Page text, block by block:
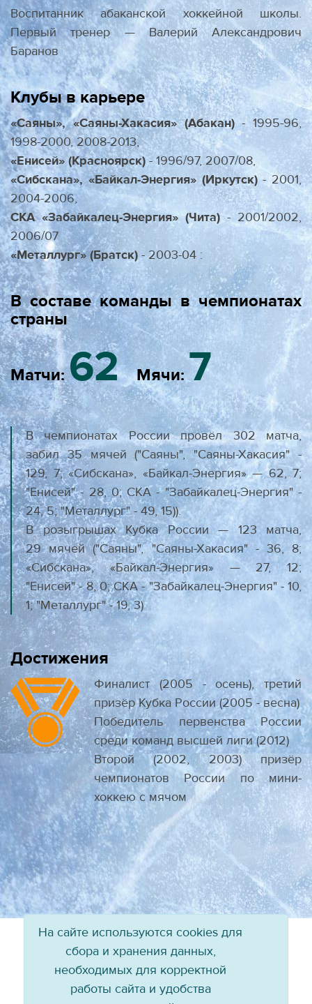
Воспитанник абаканской хоккейной школы.
Первый тренер — Валерий Александрович
Баранов
Клубы в карьере
«Саяны», «Саяны-Хакасия» (Абакан)- 1995-96,
1998-2000, 2008-2013,
«Енисей» (Красноярск)- 1996/97, 2007/08,
«Сибскана», «Байкал-Энергия» (Иркутск)- 2001,
2004-2006,
СКА «Забайкалец-Энергия» (Чита)- 2001/2002,
2006/07
«Металлург» (Братск)- 2003-04 :
В составе команды в чемпионатах
страны
Матчи:62 Мячи:7
В чемпионатах России провёл 302 матча,
забил 35 мячей ("Саяны", "Саяны-Хакасия" -
129, 7; «Сибскана», «Байкал-Энергия» — 62, 7;
"Енисей" - 28, 0; СКА - "Забайкалец-Энергия" -
24, 5; "Металлург" - 49, 15)).
В розыгрышах Кубка России — 123 матча,
29 мячей ("Саяны", "Саяны-Хакасия" - 36, 8;
«Сибскана», «Байкал-Энергия» — 27, 12;
"Енисей" - 8, 0; СКА - "Забайкалец-Энергия" - 10,
1; "Металлург" - 19, 3)
Достижения
Финалист (2005 - осень), третий
призёр Кубка России (2005 - весна)
Победитель первенства России
среди команд высшей лиги (2012)
Второй (2002, 2003) призёр
чемпионатов России по мини-
хоккею с мячом
На сайте используются cookies для
сбора и хранения данных,
необходимых для корректной
работы сайта и удобства